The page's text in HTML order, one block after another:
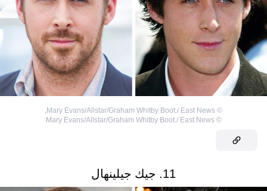
©
Mary Evans/Allstar/Graham Whitby Boot./ East News
,
©
Mary Evans/Allstar/Graham Whitby Boot./ East News
11. جيك جيلينهال